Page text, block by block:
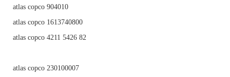
atlas copco 904010
atlas copco 1613740800
atlas copco 4211 5426 82
atlas copco 230100007